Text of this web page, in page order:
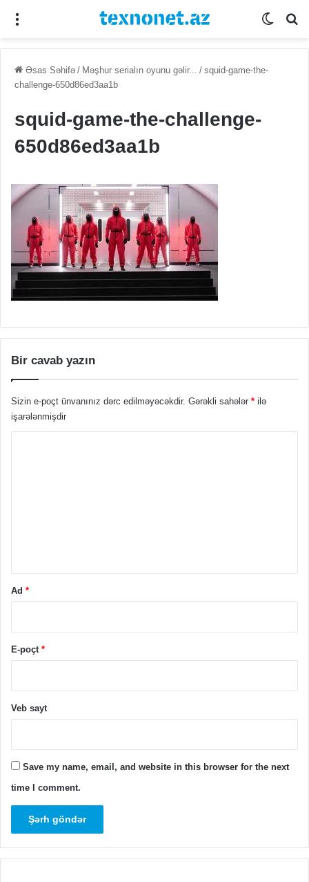
Əsas Səhifə / Məşhur serialın oyunu gəlir... / squid-game-the-
challenge-650d86ed3aa1b
squid-game-the-challenge-
650d86ed3aa1b
Bir cavab yazın
Sizin e-poçt ünvanınız dərc edilməyəcəkdir. Gərəkli sahələr * ilə
işarələnmişdir
Ad *
E-poçt *
Veb sayt
Save my name, email, and website in this browser for the next
time I comment.